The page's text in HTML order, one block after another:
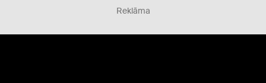
Reklāma